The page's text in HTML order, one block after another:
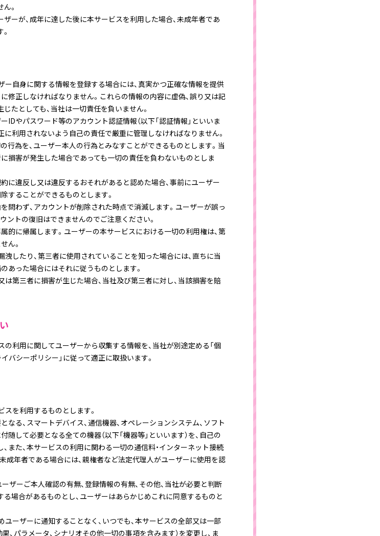
。
ーが、成年に達した後に本サービスを利用した場合、未成年者であ
ー自身に関する情報を登録する場合には、真実かつ正確な情報を提供
修正しなければなりません。これらの情報の内容に虚偽、誤り又は記
たとしても、当社は一切責任を負いません。
IDやパスワード等のアカウント認証情報（以下「認証情報」といいま
に利用されないよう自己の責任で厳重に管理しなければなりません。
行為を、ユーザー本人の行為とみなすことができるものとします。当
損害が発生した場合であっても一切の責任を負わないものとしま
に違反し又は違反するおそれがあると認めた場合、事前にユーザー
することができるものとします。
問わず、アカウントが削除された時点で消滅します。ユーザーが誤っ
ントの復旧はできませんのでご注意ください。
的に帰属します。ユーザーの本サービスにおける一切の利用権は、第
ん。
洩したり、第三者に使用されていることを知った場合には、直ちに当
あった場合にはそれに従うものとします。
は第三者に損害が生じた場合、当社及び第三者に対し、当該損害を賠
の利用に関してユーザーから収集する情報を、当社が別途定める「個
バシーポリシー」に従って適正に取扱います。
スを利用するものとします。
る、スマートデバイス、通信機器、オペレーションシステム、ソフト
して必要となる全ての機器（以下「機器等」といいます）を、自己の
また、本サービスの利用に関わる一切の通信料・インターネット接続
成年者である場合には、親権者など法定代理人がユーザーに使用を認
ザーご本人確認の有無、登録情報の有無、その他、当社が必要と判断
場合があるものとし、ユーザーはあらかじめこれに同意するものと
ユーザーに通知することなく、いつでも、本サービスの全部又は一部
果、パラメータ、シナリオその他一切の事項を含みます）を変更し、ま